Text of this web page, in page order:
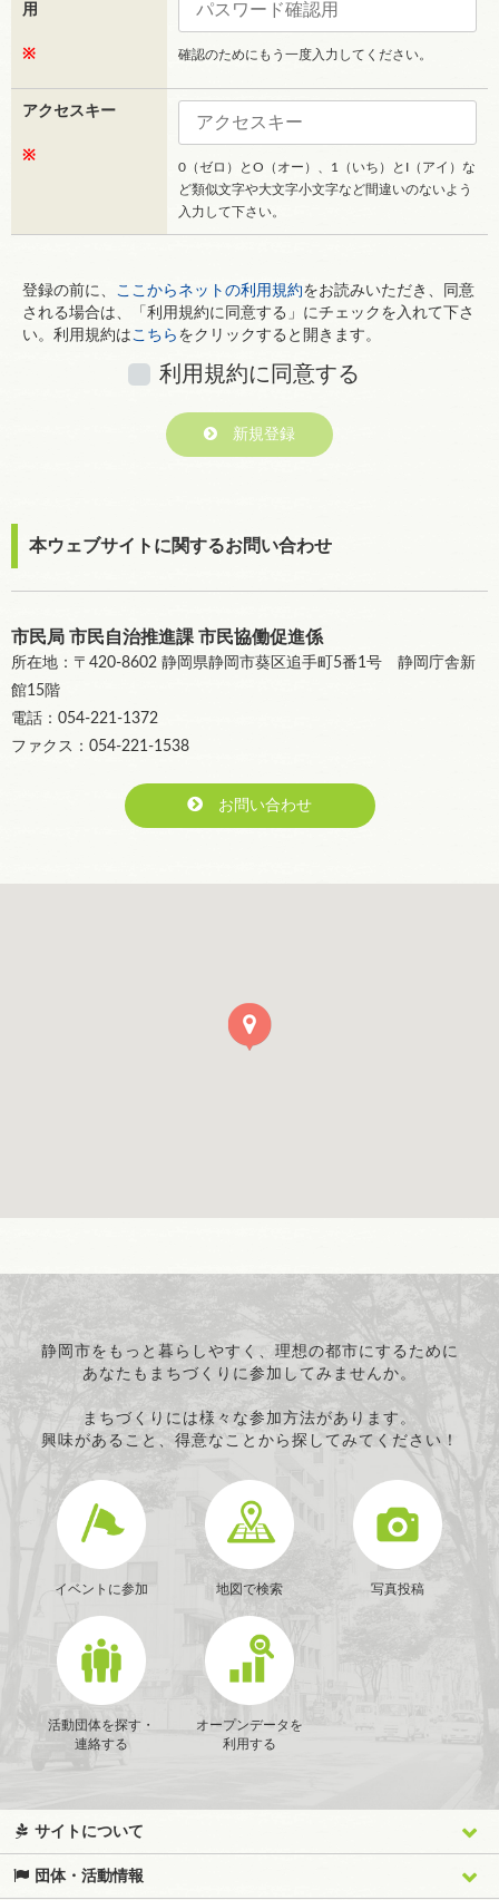
用
※ 確認のためにもう一度入力してください。
アクセスキー
※
0（ゼロ）とO（オー）、1（いち）とI（アイ）な
ど類似文字や大文字小文字など間違いのないよう
入力して下さい。
登録の前に、 ここからネットの利用規約をお読みいただき、同意
される場合は、「利用規約に同意する」にチェックを入れて下さ
い。利用規約はこちら をクリックすると開きます。
利用規約に同意する
新規登録
本ウェブサイトに関するお問い合わせ
市民局 市民自治推進課 市民協働促進係
所在地：〒420-8602 静岡県静岡市葵区追手町5番1号 静岡庁舎新
館15階
電話：054-221-1372
ファクス：054-221-1538
お問い合わせ
静岡市をもっと暮らしやすく、理想の都市にするために
あなたもまちづくりに参加してみませんか。
まちづくりには様々な参加方法があります。
興味があること、得意なことから探してみてください！
イベントに参加 地図で検索 写真投稿
活動団体を探す・
連絡する
オープンデータを
利用する
サイトについて
団体・活動情報